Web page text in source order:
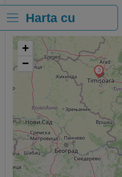
Harta cu
clinici
3
+
−